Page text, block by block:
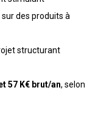
des produits à
structurant
57 K€ brut/an, selon